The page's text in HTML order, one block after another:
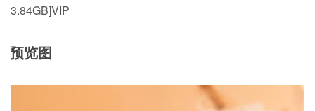
3.84GB]VIP
预览图